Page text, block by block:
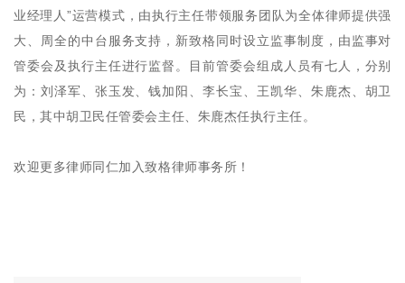
业经理人”运营模式，由执行主任带领服务团队为全体律师提供强
大、周全的中台服务支持，新致格同时设立监事制度，由监事对
管委会及执行主任进行监督。目前管委会组成人员有七人，分别
为：刘泽军、张玉发、钱加阳、李长宝、王凯华、朱鹿杰、胡卫
民，其中胡卫民任管委会主任、朱鹿杰任执行主任。
欢迎更多律师同仁加入致格律师事务所！